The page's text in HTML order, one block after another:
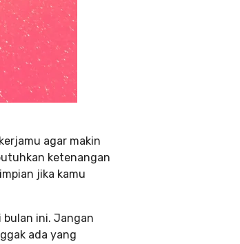
agar makin
ketenangan
jika kamu
bulan ini. Jangan
ada yang